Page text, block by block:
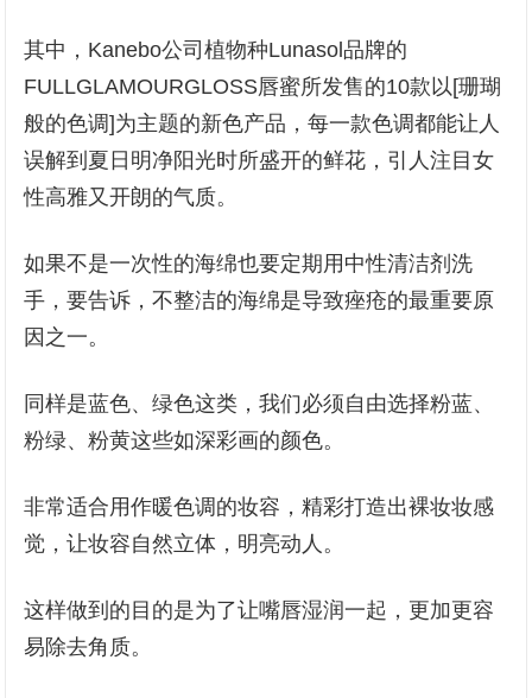
其中，Kanebo公司植物种Lunasol品牌的
FULLGLAMOURGLOSS唇蜜所发售的10款以[珊瑚
般的色调]为主题的新色产品，每一款色调都能让人
误解到夏日明净阳光时所盛开的鲜花，引人注目女
性高雅又开朗的气质。
如果不是一次性的海绵也要定期用中性清洁剂洗
手，要告诉，不整洁的海绵是导致痤疮的最重要原
因之一。
同样是蓝色、绿色这类，我们必须自由选择粉蓝、
粉绿、粉黄这些如深彩画的颜色。
非常适合用作暖色调的妆容，精彩打造出裸妆妆感
觉，让妆容自然立体，明亮动人。
这样做到的目的是为了让嘴唇湿润一起，更加更容
易除去角质。